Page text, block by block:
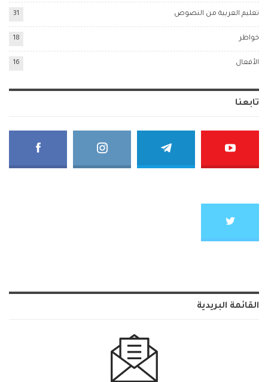
تعليم العربية من النصوص 31
خواطر 18
الأفعال 16
تابعنا
القائمة البريدية